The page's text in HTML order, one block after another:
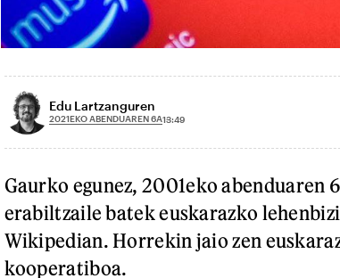
Edu Lartzanguren
2021EKO ABENDUAREN 6A13:49
Gaurko egunez, 2001eko abenduaren
erabiltzaile batek euskarazko
Wikipedian. Horrekin jaio zen
kooperatiboa.